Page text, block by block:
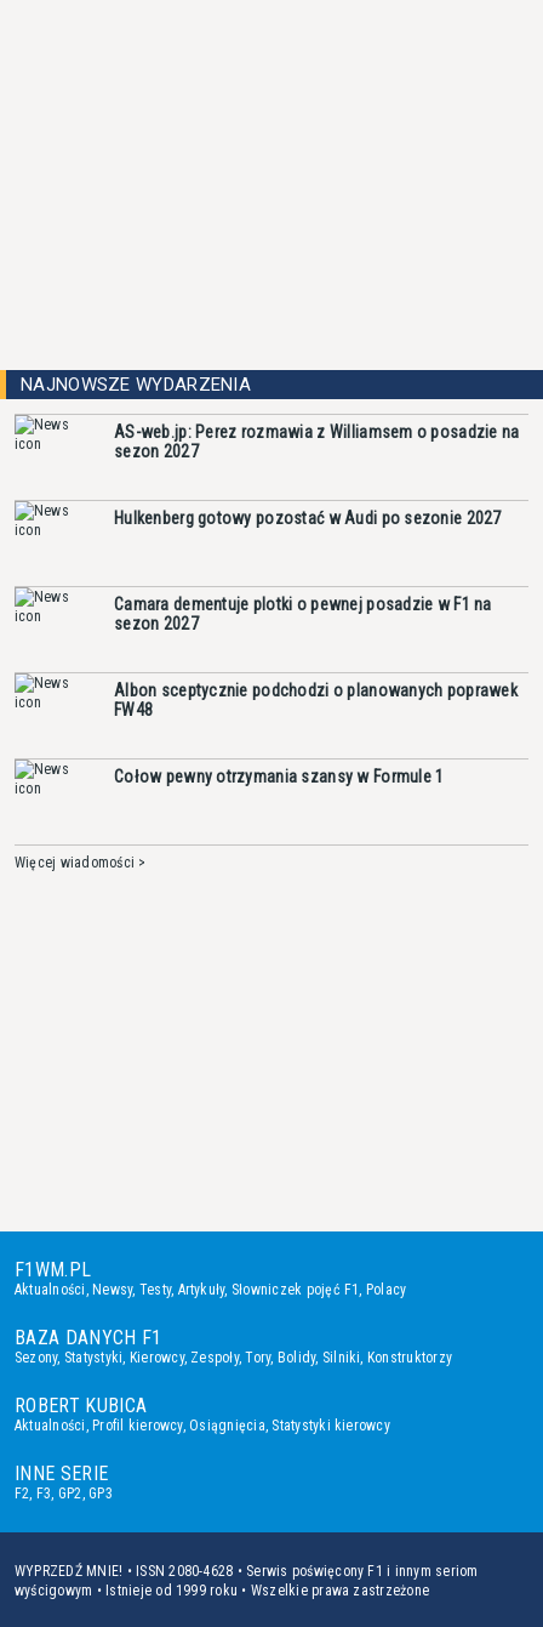
NAJNOWSZE WYDARZENIA
AS-web.jp: Perez rozmawia z Williamsem o posadzie na
sezon 2027
Hulkenberg gotowy pozostać w Audi po sezonie 2027
Camara dementuje plotki o pewnej posadzie w F1 na
sezon 2027
Albon sceptycznie podchodzi o planowanych poprawek
FW48
Cołow pewny otrzymania szansy w Formule 1
Więcej wiadomości >
F1WM.PL
Aktualności, Newsy, Testy, Artykuły, Słowniczek pojęć F1, Polacy
BAZA DANYCH F1
Sezony, Statystyki, Kierowcy, Zespoły,Tory, Bolidy, Silniki, Konstruktorzy
ROBERT KUBICA
Aktualności, Profil kierowcy,Osiągnięcia, Statystyki kierowcy
INNE SERIE
F2, F3, GP2,GP3
WYPRZEDŹ MNIE! • ISSN 2080-4628 • Serwis poświęcony F1 i innym seriom
wyścigowym • Istnieje od 1999 roku • Wszelkie prawa zastrzeżone